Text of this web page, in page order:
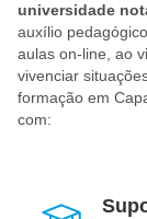
universidade
auxílio
aulas on-line, ao
vivenciar
formação em
com: